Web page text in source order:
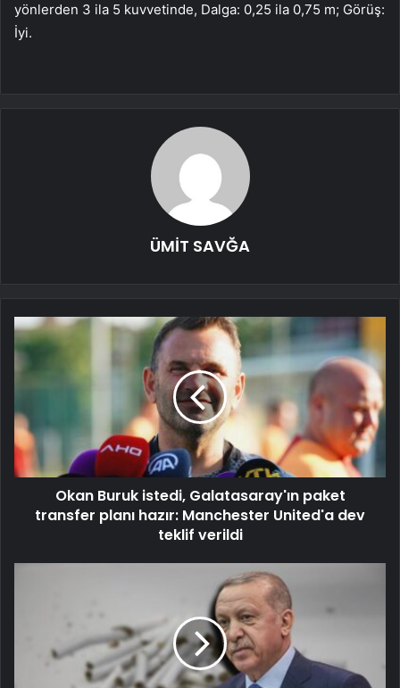
yönlerden 3 ila 5 kuvvetinde, Dalga: 0,25 ila 0,75 m; Görüş:
İyi.
ÜMİT SAVĞA
Okan Buruk istedi, Galatasaray'ın paket
transfer planı hazır: Manchester United'a dev
teklif verildi